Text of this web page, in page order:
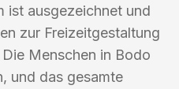
ist ausgezeichnet und
zur Freizeitgestaltung
Menschen in Bodo
und das gesamte